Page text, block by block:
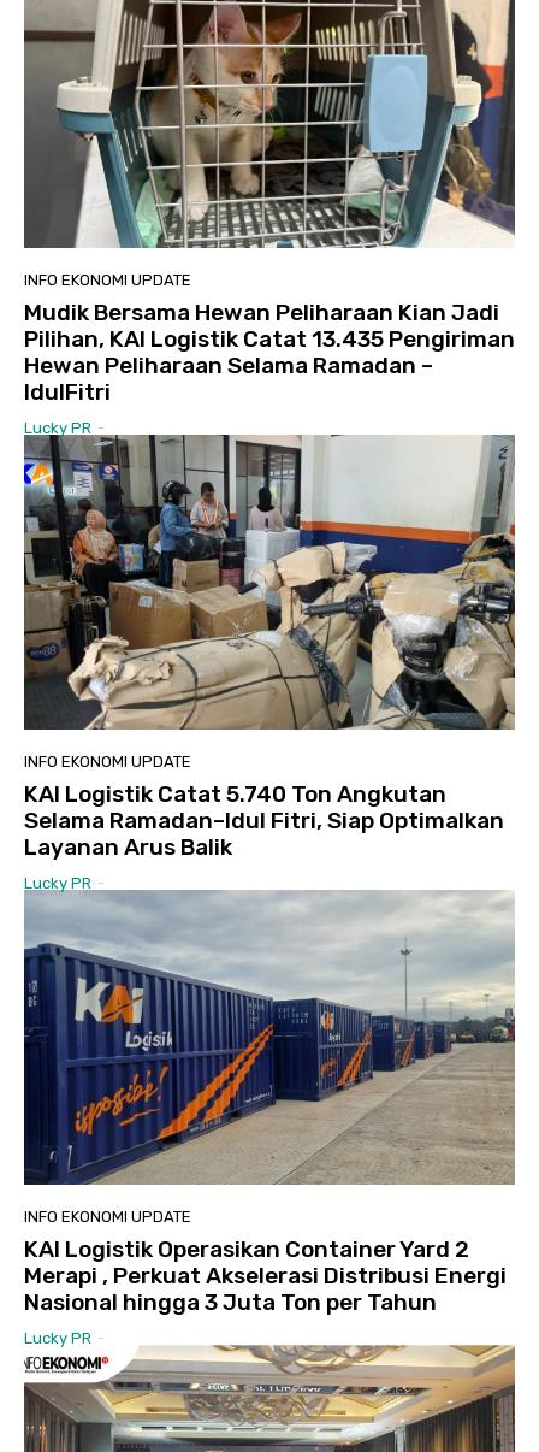
INFO EKONOMI UPDATE
Mudik Bersama Hewan Peliharaan Kian Jadi
Pilihan, KAI Logistik Catat 13.435 Pengiriman
Hewan Peliharaan Selama Ramadan –
IdulFitri
Lucky PR -
INFO EKONOMI UPDATE
KAI Logistik Catat 5.740 Ton Angkutan
Selama Ramadan–Idul Fitri, Siap Optimalkan
Layanan Arus Balik
Lucky PR -
INFO EKONOMI UPDATE
KAI Logistik Operasikan Container Yard 2
Merapi , Perkuat Akselerasi Distribusi Energi
Nasional hingga 3 Juta Ton per Tahun
Lucky PR -